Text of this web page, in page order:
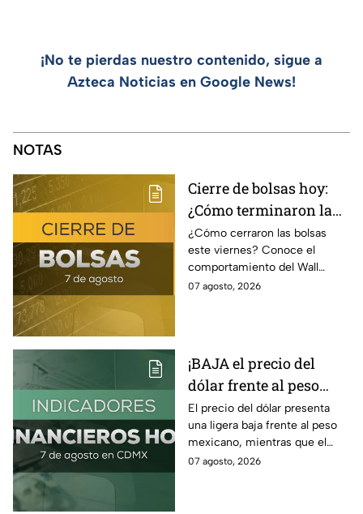
¡No te pierdas nuestro contenido, sigue a
Azteca Noticias en Google News!
NOTAS
Cierre de bolsas hoy:
¿Cómo terminaron la
BMV y el Wall Street
hoy 7 de agosto
¿Cómo cerraron las bolsas
este viernes? Conoce el
comportamiento del Wall
Street y de la BMV, así como el
07 agosto, 2026
¡BAJA el precio del
dólar frente al peso
hoy! Así quedó este
viernes 7 de agosto
2026
El precio del dólar presenta
una ligera baja frente al peso
mexicano, mientras que el
petróleo también presenta una
07 agosto, 2026